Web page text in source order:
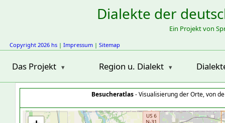
Dialekte der
Ein Projekt von
Copyright 2026 hs | Impressum | Sitemap
Das Projekt Region u. Dialekt
Besucheratlas- Visualisierung der Orte, von